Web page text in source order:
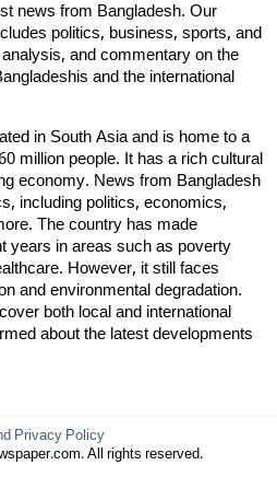
news from Bangladesh. Our
politics, business, sports, and
and commentary on the
and the international
in South Asia and is home to a
million people. It has a rich cultural
economy. News from Bangladesh
including politics, economics,
The country has made
years in areas such as poverty
However, it still faces
and environmental degradation.
both local and international
about the latest developments
Privacy Policy
All rights reserved.